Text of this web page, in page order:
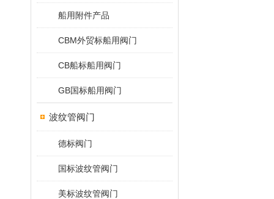
船用附件产品
CBM外贸标船用阀门
CB船标船用阀门
GB国标船用阀门
波纹管阀门
德标阀门
国标波纹管阀门
美标波纹管阀门